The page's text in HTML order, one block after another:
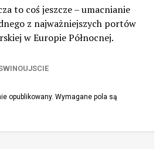
to coś jeszcze – umacnianie
z najważniejszych portów
w Europie Północnej.
opublikowany. Wymagane pola są